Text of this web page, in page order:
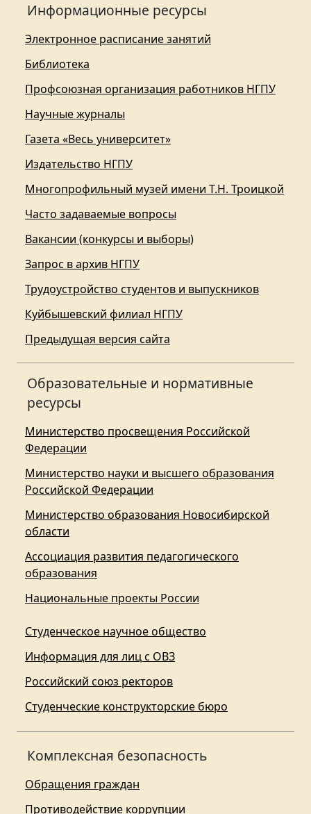
Информационные ресурсы
Электронное расписание занятий
Библиотека
Профсоюзная организация работников НГПУ
Научные журналы
Газета «Весь университет»
Издательство НГПУ
Многопрофильный музей имени Т.Н. Троицкой
Часто задаваемые вопросы
Вакансии (конкурсы и выборы)
Запрос в архив НГПУ
Трудоустройство студентов и выпускников
Куйбышевский филиал НГПУ
Предыдущая версия сайта
Образовательные и нормативные
ресурсы
Министерство просвещения Российской
Федерации
Министерство науки и высшего образования
Российской Федерации
Министерство образования Новосибирской
области
Ассоциация развития педагогического
образования
Национальные проекты России
Студенческое научное общество
Информация для лиц с ОВЗ
Российский союз ректоров
Студенческие конструкторские бюро
Комплексная безопасность
Обращения граждан
Противодействие коррупции